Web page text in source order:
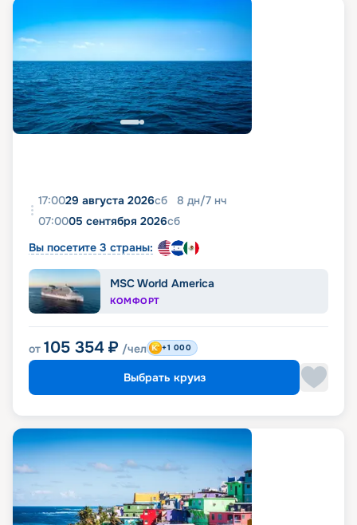
17:0029 августа 2026сб 8 дн/7 нч
07:0005 сентября 2026сб
Вы посетите 3 страны:
MSC World America
КОМФОРТ
от 105 354 ₽ /чел +1 000
Выбрать круиз